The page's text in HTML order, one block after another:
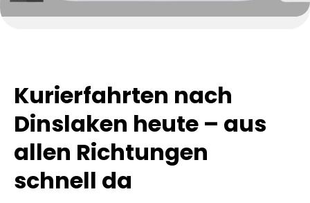
Kurierfahrten nach
Dinslaken heute – aus